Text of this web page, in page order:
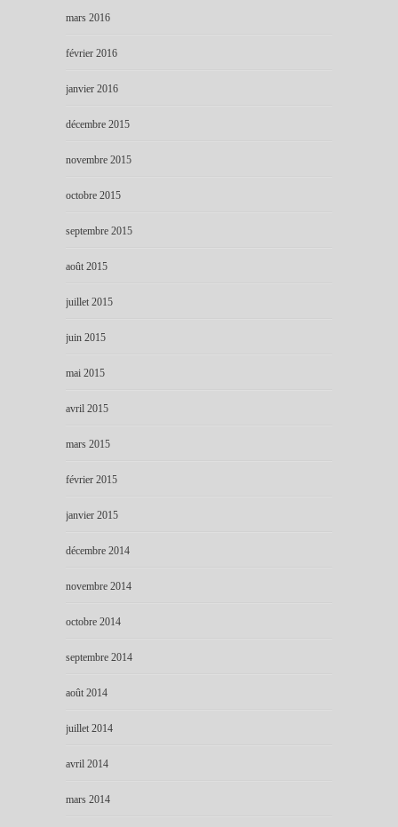
mars 2016
février 2016
janvier 2016
décembre 2015
novembre 2015
octobre 2015
septembre 2015
août 2015
juillet 2015
juin 2015
mai 2015
avril 2015
mars 2015
février 2015
janvier 2015
décembre 2014
novembre 2014
octobre 2014
septembre 2014
août 2014
juillet 2014
avril 2014
mars 2014